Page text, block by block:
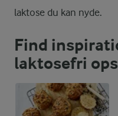
laktose du kan nyde.
Find
laktosefri